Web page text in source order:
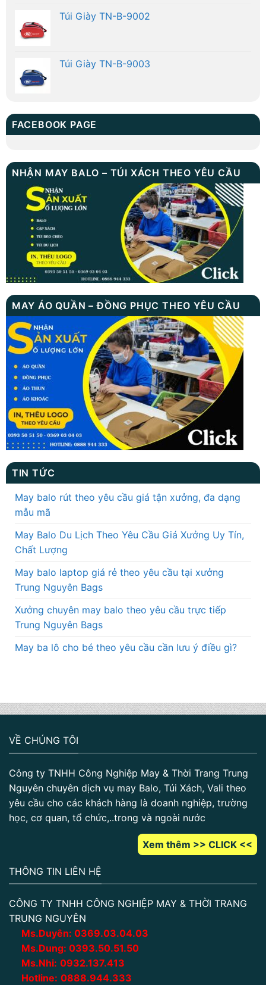
Túi Giày TN-B-9002
Túi Giày TN-B-9003
FACEBOOK PAGE
NHẬN MAY BALO – TÚI XÁCH THEO YÊU CẦU
MAY ÁO QUẦN – ĐỒNG PHỤC THEO YÊU CẦU
TIN TỨC
May balo rút theo yêu cầu giá tận xưởng, đa dạng
mẫu mã
May Balo Du Lịch Theo Yêu Cầu Giá Xưởng Uy Tín,
Chất Lượng
May balo laptop giá rẻ theo yêu cầu tại xưởng
Trung Nguyên Bags
Xưởng chuyên may balo theo yêu cầu trực tiếp
Trung Nguyên Bags
May ba lô cho bé theo yêu cầu cần lưu ý điều gì?
VỀ CHÚNG TÔI
Công ty TNHH Công Nghiệp May & Thời Trang Trung
Nguyên chuyên dịch vụ may Balo, Túi Xách, Vali theo
yêu cầu cho các khách hàng là doanh nghiệp, trường
học, cơ quan, tổ chức,..trong và ngoài nước
Xem thêm >> CLICK <<
THÔNG TIN LIÊN HỆ
CÔNG TY TNHH CÔNG NGHIỆP MAY & THỜI TRANG
TRUNG NGUYÊN
Ms.Duyên: 0369.03.04.03
Ms.Dung: 0393.50.51.50
Ms.Nhi: 0932.137.413
Hotline: 0888.944.333